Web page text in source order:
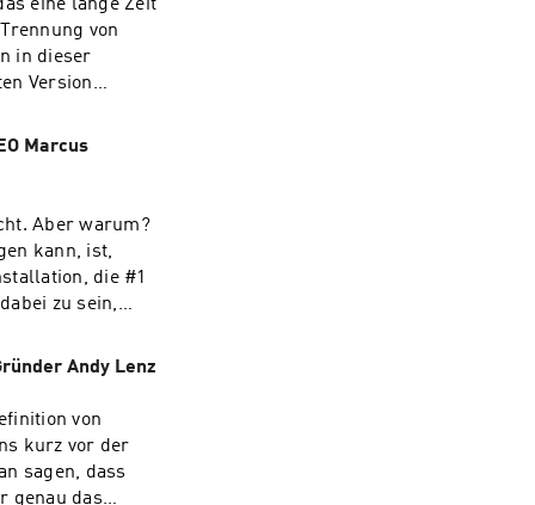
eine lange Zeit
von
Version
Marcus
Aber warum?
kann, ist,
die #1
zu sein,
unterhalten.
Andy Lenz
von
kurz vor der
sagen, dass